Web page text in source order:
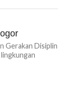
Gerakan Disiplin